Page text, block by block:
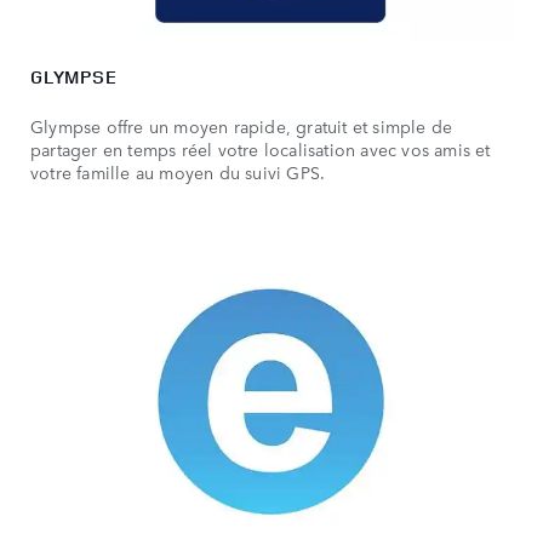
GLYMPSE
Glympse offre un moyen rapide, gratuit et simple de
partager en temps réel votre localisation avec vos amis et
votre famille au moyen du suivi GPS.